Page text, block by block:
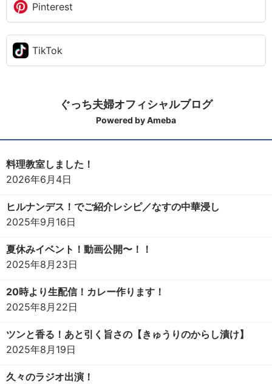
Pinterest
TikTok
ぐっち夫婦オフィシャルブログ
Powered by Ameba
料理教室しました！
2026年6月4日
ヒルナンデス！でご紹介レシピ／なすの中華浸し
2025年9月16日
夏休みイベント！動画公開〜！！
2025年8月23日
20時より生配信！カレー作ります！
2025年8月22日
ツンと香る！あと引く旨さの【きゅうりのからし漬け】
2025年8月19日
久々のラジオ出演！